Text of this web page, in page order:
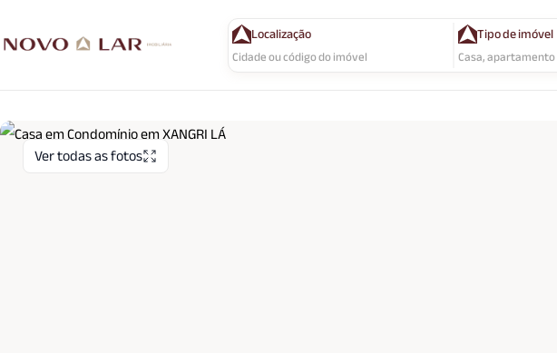
Localização Tipo de imóvel
Casa,
Ver todas as fotos